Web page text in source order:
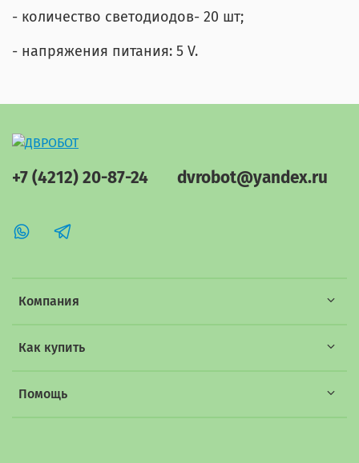
- количество светодиодов- 20 шт;
- напряжения питания: 5 V.
Компания
Как купить
Помощь
+7 (4212) 20-87-24 dvrobot@yandex.ru